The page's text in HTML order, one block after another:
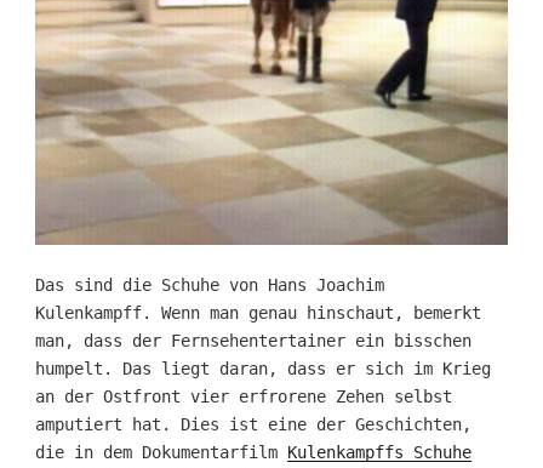
Das sind die Schuhe von Hans Joachim
Kulenkampff. Wenn man genau hinschaut, bemerkt
man, dass der Fernsehentertainer ein bisschen
humpelt. Das liegt daran, dass er sich im Krieg
an der Ostfront vier erfrorene Zehen selbst
amputiert hat. Dies ist eine der Geschichten,
die in dem Dokumentarfilm Kulenkampffs Schuhe